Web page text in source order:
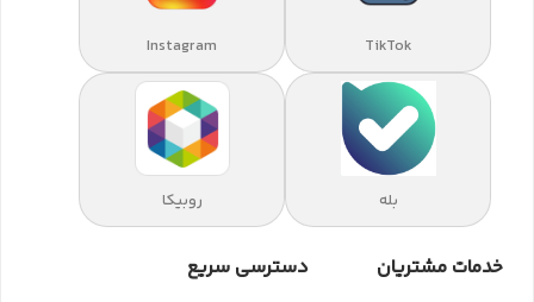
TikTok
Instagram
بله روبیکا
خدمات مشتریان دسترسی سریع